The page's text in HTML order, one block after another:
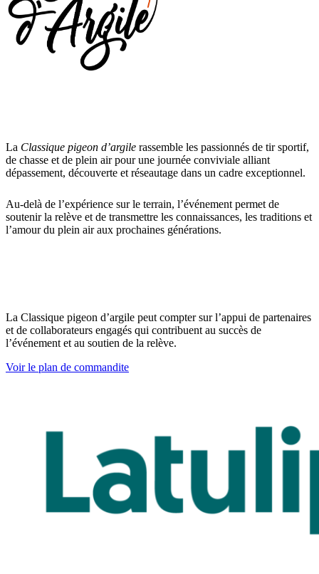
La Classique pigeon d’argile rassemble les passionnés de tir sportif,
de chasse et de plein air pour une journée conviviale alliant
dépassement, découverte et réseautage dans un cadre exceptionnel.
Au-delà de l’expérience sur le terrain, l’événement permet de
soutenir la relève et de transmettre les connaissances, les traditions et
l’amour du plein air aux prochaines générations.
La Classique pigeon d’argile peut compter sur l’appui de partenaires
et de collaborateurs engagés qui contribuent au succès de
l’événement et au soutien de la relève.
Voir le plan de commandite